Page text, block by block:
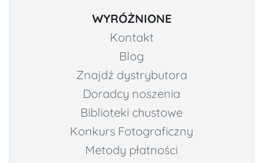
WYRÓŻNIONE
Kontakt
Blog
Znajdź dystrybutora
Doradcy noszenia
Biblioteki chustowe
Konkurs Fotograficzny
Metody płatności